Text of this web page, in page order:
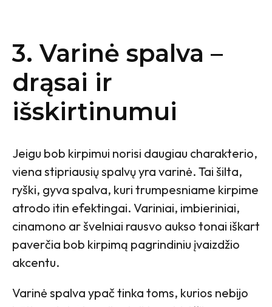
3. Varinė spalva –
drąsai ir
išskirtinumui
Jeigu bob kirpimui norisi daugiau charakterio,
viena stipriausių spalvų yra varinė. Tai šilta,
ryški, gyva spalva, kuri trumpesniame kirpime
atrodo itin efektingai. Variniai, imbieriniai,
cinamono ar švelniai rausvo aukso tonai iškart
paverčia bob kirpimą pagrindiniu įvaizdžio
akcentu.
Varinė spalva ypač tinka toms, kurios nebijo